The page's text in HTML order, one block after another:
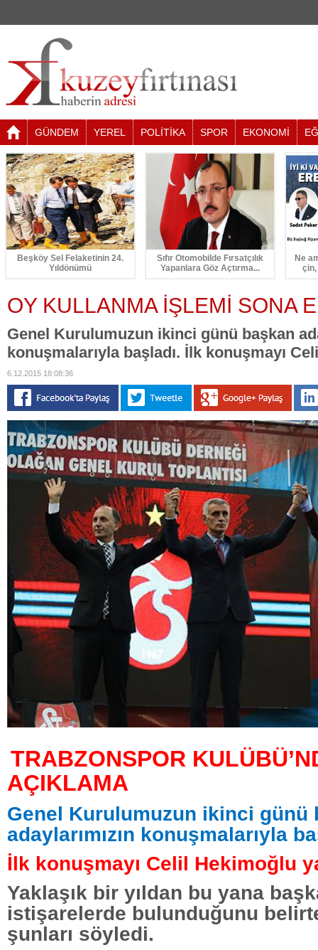
GÜNDEM YEREL POLİTİKA SPOR EKONOMİ
Beşköy Sel Felaketinin 24.
Yıldönümü
Sıfır Otomobilde Fırsatçılık
Yapanlara Göz Açtırma...
Ne
OY KULLANMA İŞLEMİ SONA
Genel Kurulumuzun ikinci günü başkan
konuşmalarıyla başladı. İlk konuşmayı
6.12.2015 18:08:36
TRABZONSPOR
AÇIKLAMA
Genel Kurulumuzun ikinci günü
adaylarımızın konuşmalarıyla
İlk konuşmayı Celil Hekimoğlu
Yaklaşık bir yıldan bu yana
istişarelerde bulunduğunu
şunları söyledi.